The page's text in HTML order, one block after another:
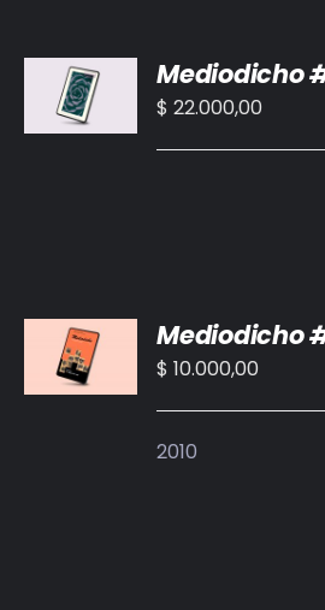
AL
CARRITO
/
Mediodicho
$ 22.000,00
AL
CARRITO
/
Mediodicho
$ 10.000,00
2010